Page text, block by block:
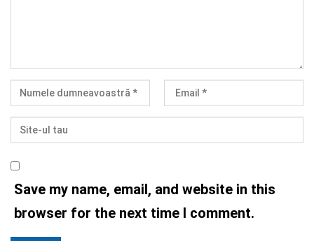
Save my name, email, and website in this
browser for the next time I comment.